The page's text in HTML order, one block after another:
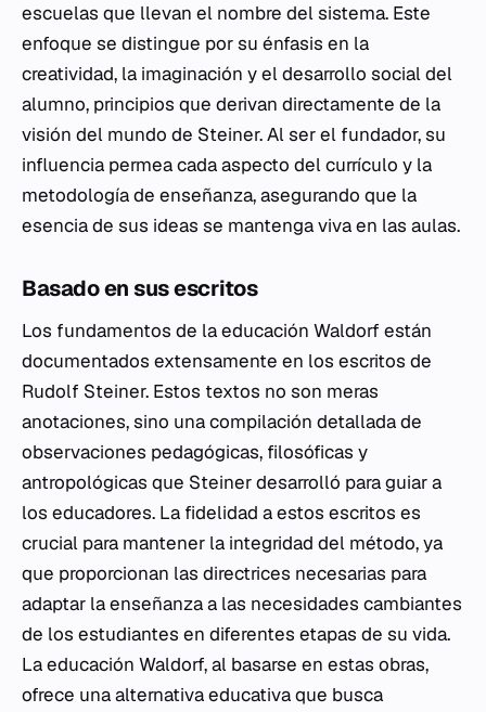
escuelas que llevan el nombre del sistema. Este
enfoque se distingue por su énfasis en la
creatividad, la imaginación y el desarrollo social del
alumno, principios que derivan directamente de la
visión del mundo de Steiner. Al ser el fundador, su
influencia permea cada aspecto del currículo y la
metodología de enseñanza, asegurando que la
esencia de sus ideas se mantenga viva en las aulas.
Basado en sus escritos
Los fundamentos de la educación Waldorf están
documentados extensamente en los escritos de
Rudolf Steiner. Estos textos no son meras
anotaciones, sino una compilación detallada de
observaciones pedagógicas, filosóficas y
antropológicas que Steiner desarrolló para guiar a
los educadores. La fidelidad a estos escritos es
crucial para mantener la integridad del método, ya
que proporcionan las directrices necesarias para
adaptar la enseñanza a las necesidades cambiantes
de los estudiantes en diferentes etapas de su vida.
La educación Waldorf, al basarse en estas obras,
ofrece una alternativa educativa que busca